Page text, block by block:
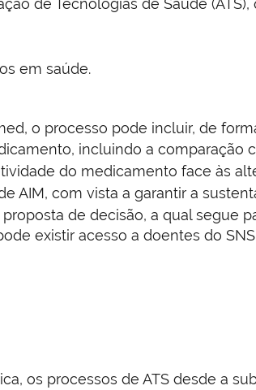
de Tecnologias de Saúde (ATS),
em saúde.
o processo pode incluir, de
incluindo a comparação
do medicamento face às
AIM, com vista a garantir a
de decisão, a qual segue
existir acesso a doentes do
os processos de ATS desde a